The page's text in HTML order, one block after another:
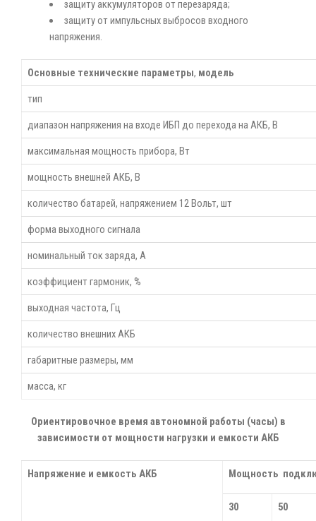
защиту аккумуляторов от перезаряда;
защиту от импульсных выбросов входного
напряжения.
Основные технические параметры, модель
тип
диапазон напряжения на входе ИБП до перехода на АКБ, В
максимальная мощность прибора, Вт
мощность внешней АКБ, В
количество батарей, напряжением 12 Вольт, шт
форма выходного сигнала
номинальный ток заряда, А
коэффициент гармоник, %
выходная частота, Гц
количество внешних АКБ
габаритные размеры, мм
масса, кг
Ориентировочное время автономной работы (часы) в
зависимости от мощности нагрузки и емкости АКБ
Напряжение и емкость АКБ Мощность
30 50